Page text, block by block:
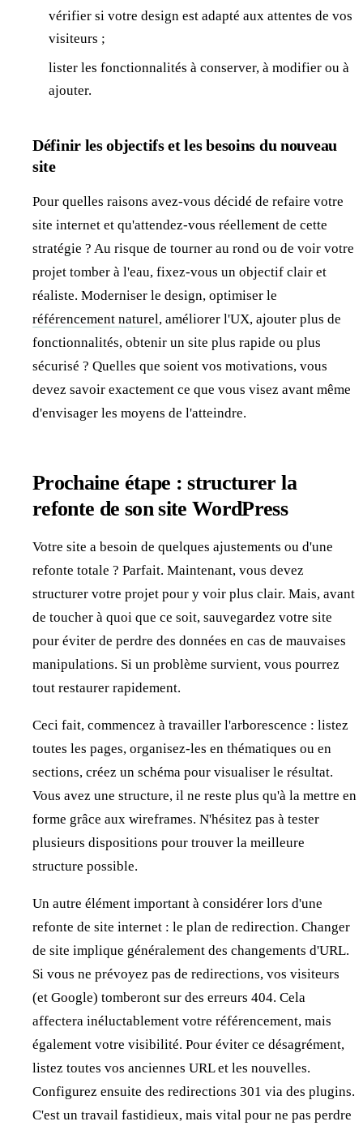
vérifier si votre design est adapté aux attentes de vos
visiteurs ;
lister les fonctionnalités à conserver, à modifier ou à
ajouter.
Définir les objectifs et les besoins du nouveau
site
Pour quelles raisons avez-vous décidé de refaire votre
site internet et qu'attendez-vous réellement de cette
stratégie ? Au risque de tourner au rond ou de voir votre
projet tomber à l'eau, fixez-vous un objectif clair et
réaliste. Moderniser le design, optimiser le
référencement naturel, améliorer l'UX, ajouter plus de
fonctionnalités, obtenir un site plus rapide ou plus
sécurisé ? Quelles que soient vos motivations, vous
devez savoir exactement ce que vous visez avant même
d'envisager les moyens de l'atteindre.
Prochaine étape : structurer la
refonte de son site WordPress
Votre site a besoin de quelques ajustements ou d'une
refonte totale ? Parfait. Maintenant, vous devez
structurer votre projet pour y voir plus clair. Mais, avant
de toucher à quoi que ce soit, sauvegardez votre site
pour éviter de perdre des données en cas de mauvaises
manipulations. Si un problème survient, vous pourrez
tout restaurer rapidement.
Ceci fait, commencez à travailler l'arborescence : listez
toutes les pages, organisez-les en thématiques ou en
sections, créez un schéma pour visualiser le résultat.
Vous avez une structure, il ne reste plus qu'à la mettre en
forme grâce aux wireframes. N'hésitez pas à tester
plusieurs dispositions pour trouver la meilleure
structure possible.
Un autre élément important à considérer lors d'une
refonte de site internet : le plan de redirection. Changer
de site implique généralement des changements d'URL.
Si vous ne prévoyez pas de redirections, vos visiteurs
(et Google) tomberont sur des erreurs 404. Cela
affectera inéluctablement votre référencement, mais
également votre visibilité. Pour éviter ce désagrément,
listez toutes vos anciennes URL et les nouvelles.
Configurez ensuite des redirections 301 via des plugins.
C'est un travail fastidieux, mais vital pour ne pas perdre